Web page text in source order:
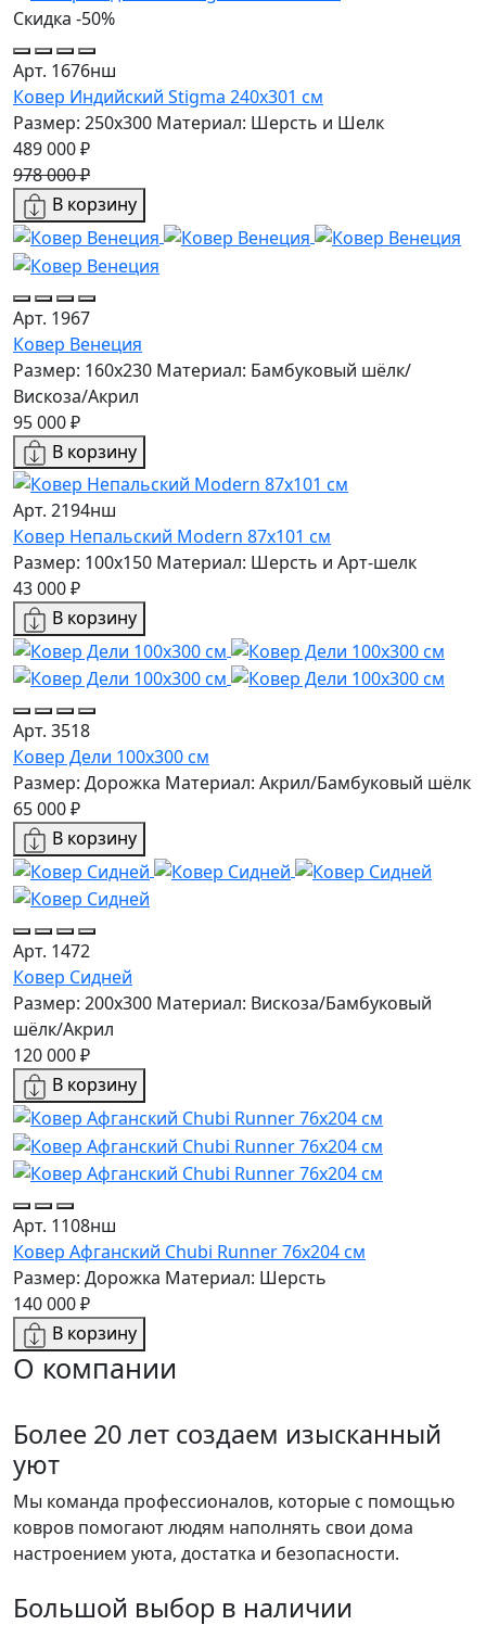
Скидка -50%
Арт. 1676нш
Ковер Индийский Stigma 240x301 см
Размер: 250x300 Материал: Шерсть и Шелк
489 000 ₽
978 000 ₽
В корзину
Арт. 1967
Ковер Венеция
Размер: 160х230 Материал: Бамбуковый шёлк/
Вискоза/Акрил
95 000 ₽
В корзину
Арт. 2194нш
Ковер Непальский Modern 87x101 см
Размер: 100x150 Материал: Шерсть и Арт-шелк
43 000 ₽
В корзину
Арт. 3518
Ковер Дели 100х300 см
Размер: Дорожка Материал: Акрил/Бамбуковый шёлк
65 000 ₽
В корзину
Арт. 1472
Ковер Сидней
Размер: 200x300 Материал: Вискоза/Бамбуковый
шёлк/Акрил
120 000 ₽
В корзину
Арт. 1108нш
Ковер Афганский Chubi Runner 76x204 см
Размер: Дорожка Материал: Шерсть
140 000 ₽
В корзину
О компании
Более 20 лет создаем изысканный
уют
Мы команда профессионалов, которые с помощью
ковров помогают людям наполнять свои дома
настроением уюта, достатка и безопасности.
Большой выбор в наличии